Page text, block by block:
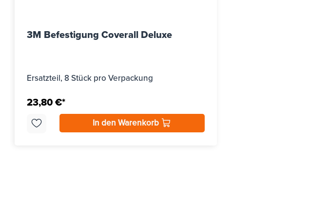
3M Befestigung Coverall Deluxe
Ersatzteil, 8 Stück pro Verpackung
23,80 €*
In den Warenkorb